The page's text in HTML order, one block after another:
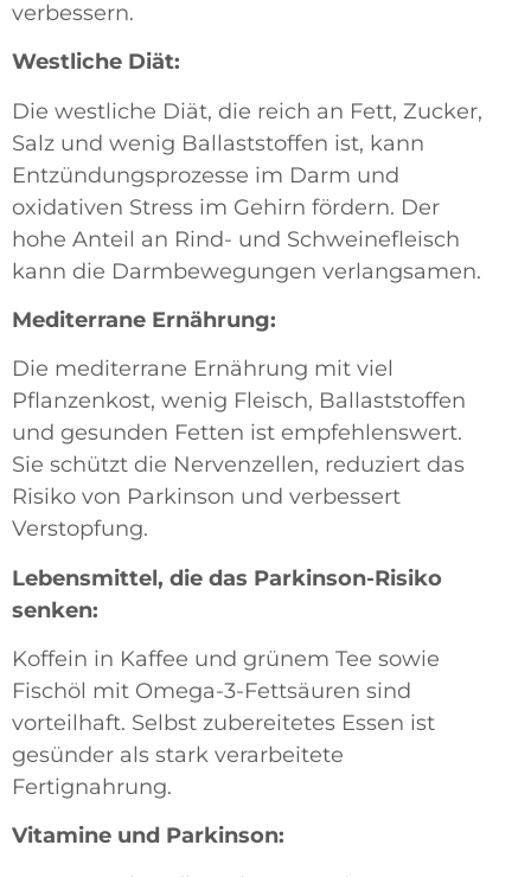
verbessern.
Westliche Diät:
Die westliche Diät, die reich an Fett, Zucker,
Salz und wenig Ballaststoffen ist, kann
Entzündungsprozesse im Darm und
oxidativen Stress im Gehirn fördern. Der
hohe Anteil an Rind- und Schweinefleisch
kann die Darmbewegungen verlangsamen.
Mediterrane Ernährung:
Die mediterrane Ernährung mit viel
Pflanzenkost, wenig Fleisch, Ballaststoffen
und gesunden Fetten ist empfehlenswert.
Sie schützt die Nervenzellen, reduziert das
Risiko von Parkinson und verbessert
Verstopfung.
Lebensmittel, die das Parkinson-Risiko
senken:
Koffein in Kaffee und grünem Tee sowie
Fischöl mit Omega-3-Fettsäuren sind
vorteilhaft. Selbst zubereitetes Essen ist
gesünder als stark verarbeitete
Fertignahrung.
Vitamine und Parkinson: